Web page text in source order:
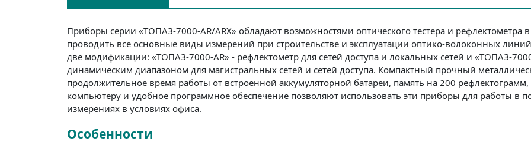
Приборы серии «ТОПАЗ-7000-AR/ARX» обладают возможностями оптического тестера и
проводить все основные виды измерений при строительстве и эксплуатации оптико-волоконных
две модификации: «ТОПАЗ-7000-AR» - рефлектометр для сетей доступа и локальных сетей и «ТОПАЗ-
динамическим диапазоном для магистральных сетей и сетей доступа. Компактный прочный
продолжительное время работы от встроенной аккумуляторной батареи, память на 200
компьютеру и удобное программное обеспечение позволяют использовать эти приборы для работы в
измерениях в условиях офиса.
Особенности